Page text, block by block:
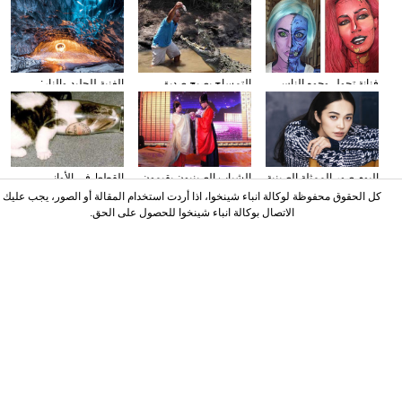
الغنية للجليد والنار:
المصور يلتقط صورا في
الأنهار الجليدية
التمساح يصبح صديق
الناس في كوستا ريكا
فنانة تحول وجوه الناس
إلى الشخصيات الكرتونية
باستخدام الماكياج
القطط في الأواني
الزجاجية
الشباب الصينيون يقيمون
حفل الزفاف وفقا لطريقة
"أسرة هان"
البوم صور الممثلة الصينية
ياو تشن على مجلة
كل الحقوق محفوظة لوكالة انباء شينخوا، اذا أردت استخدام المقالة أو الصور، يجب عليك
الاتصال بوكالة انباء شينخوا للحصول على الحق.